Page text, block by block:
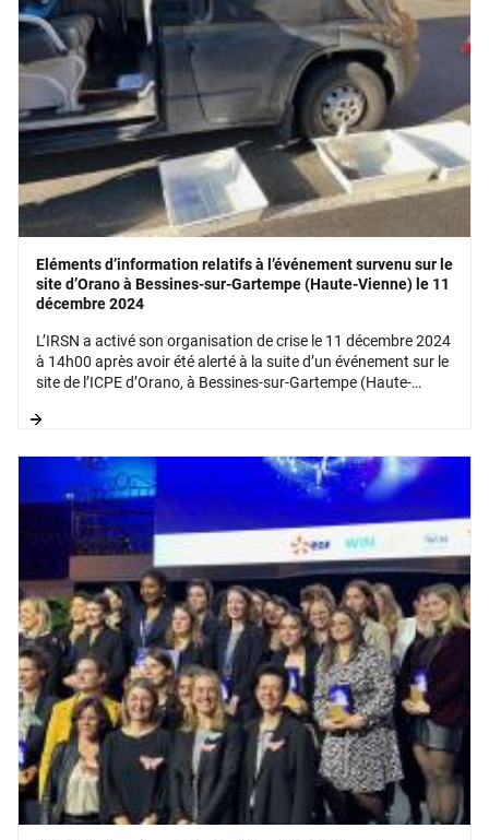
Eléments d’information relatifs à l’événement survenu sur le
site d’Orano à Bessines-sur-Gartempe (Haute-Vienne) le 11
décembre 2024
L’IRSN a activé son organisation de crise le 11 décembre 2024
à 14h00 après avoir été alerté à la suite d’un événement sur le
site de l’ICPE d’Orano, à Bessines-sur-Gartempe (Haute-